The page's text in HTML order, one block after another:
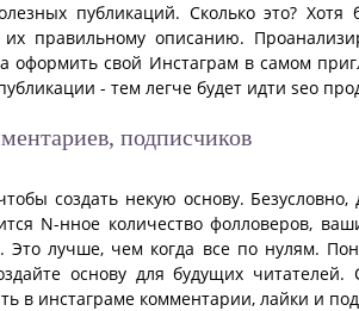
публикаций. Сколько это?
правильному описанию.
оформить свой Инстаграм в самом
- тем легче будет идти seo
подписчиков
создать некую основу.
N-нное количество фолловеров,
Это лучше, чем когда все по нулям.
основу для будущих
в инстаграме комментарии, лайки и